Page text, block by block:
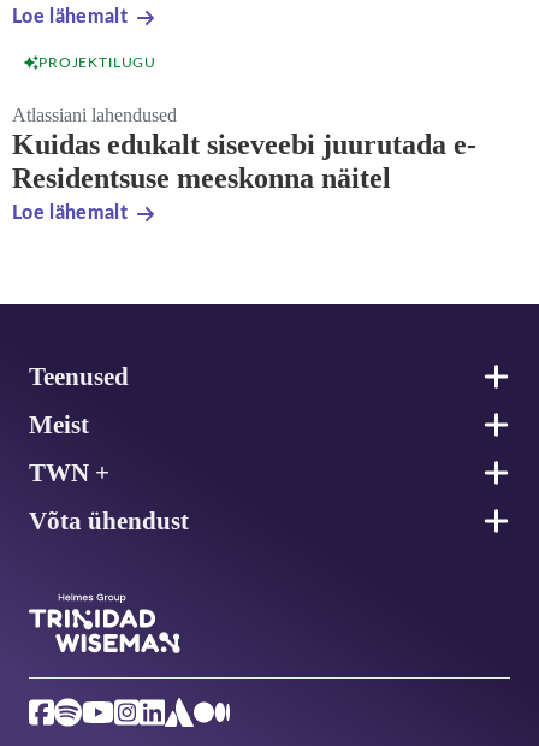
Loe lähemalt
PROJEKTILUGU
Atlassiani lahendused
Kuidas edukalt siseveebi juurutada e-
Residentsuse meeskonna näitel
Loe lähemalt
Teenused
Meist
TWN +
Võta ühendust